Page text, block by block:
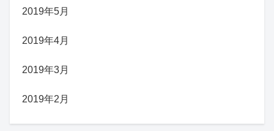
2019年5月
2019年4月
2019年3月
2019年2月